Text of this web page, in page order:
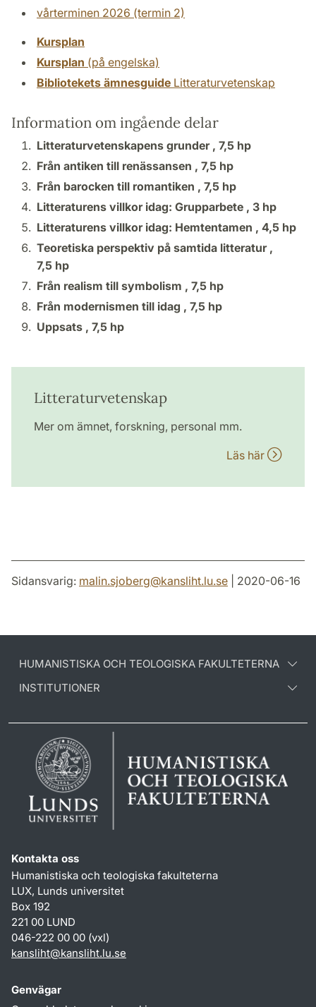
vårterminen 2026 (termin 2)
Kursplan
Kursplan (på engelska)
Bibliotekets ämnesguide Litteraturvetenskap
Information om ingående delar
Litteraturvetenskapens grunder , 7,5 hp
Från antiken till renässansen , 7,5 hp
Från barocken till romantiken , 7,5 hp
Litteraturens villkor idag: Grupparbete , 3 hp
Litteraturens villkor idag: Hemtentamen , 4,5 hp
Teoretiska perspektiv på samtida litteratur ,
7,5 hp
Från realism till symbolism , 7,5 hp
Från modernismen till idag , 7,5 hp
Uppsats , 7,5 hp
Litteraturvetenskap
Mer om ämnet, forskning, personal mm.
Läs här
Sidansvarig: malin.sjoberg@kansliht.lu.se | 2020-06-16
HUMANISTISKA OCH TEOLOGISKA FAKULTETERNA
INSTITUTIONER
Kontakta oss
Humanistiska och teologiska fakulteterna
LUX, Lunds universitet
Box 192
221 00 LUND
046-222 00 00 (vxl)
kansliht@kansliht.lu.se
Genvägar